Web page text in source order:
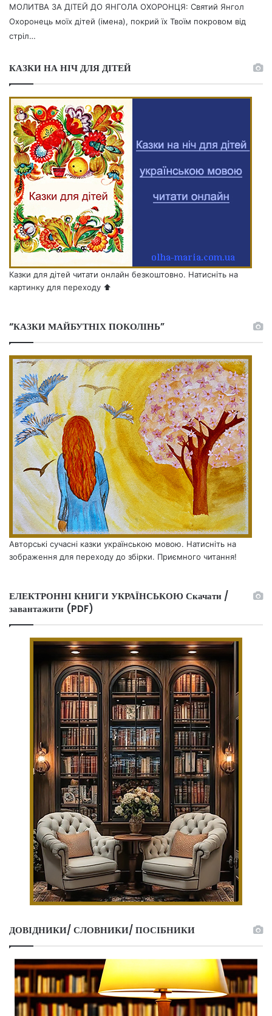
МОЛИТВА ЗА ДІТЕЙ ДО ЯНГОЛА ОХОРОНЦЯ: Святий Янгол
Охоронець моїх дітей (імена), покрий їх Твоїм покровом від
стріл…
КАЗКИ НА НІЧ ДЛЯ ДІТЕЙ
Казки для дітей читати онлайн безкоштовно. Натисніть на
картинку для переходу ⬆️
“КАЗКИ МАЙБУТНІХ ПОКОЛІНЬ”
Авторські сучасні казки українською мовою. Натисніть на
зображення для переходу до збірки. Приємного читання!
ЕЛЕКТРОННІ КНИГИ УКРАЇНСЬКОЮ Скачати /
завантажити (PDF)
ДОВІДНИКИ/ СЛОВНИКИ/ ПОСІБНИКИ